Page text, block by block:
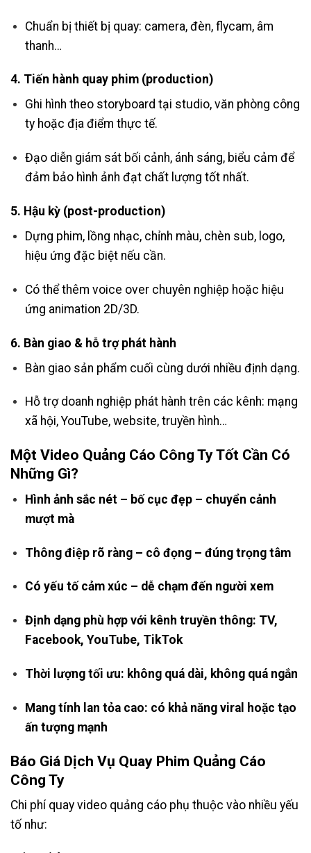
Chuẩn bị thiết bị quay: camera, đèn, flycam, âm
thanh…
4. Tiến hành quay phim (production)
Ghi hình theo storyboard tại studio, văn phòng công
ty hoặc địa điểm thực tế.
Đạo diễn giám sát bối cảnh, ánh sáng, biểu cảm để
đảm bảo hình ảnh đạt chất lượng tốt nhất.
5. Hậu kỳ (post-production)
Dựng phim, lồng nhạc, chỉnh màu, chèn sub, logo,
hiệu ứng đặc biệt nếu cần.
Có thể thêm voice over chuyên nghiệp hoặc hiệu
ứng animation 2D/3D.
6. Bàn giao & hỗ trợ phát hành
Bàn giao sản phẩm cuối cùng dưới nhiều định dạng.
Hỗ trợ doanh nghiệp phát hành trên các kênh: mạng
xã hội, YouTube, website, truyền hình…
Một Video Quảng Cáo Công Ty Tốt Cần Có
Những Gì?
Hình ảnh sắc nét – bố cục đẹp – chuyển cảnh
mượt mà
Thông điệp rõ ràng – cô đọng – đúng trọng tâm
Có yếu tố cảm xúc – dễ chạm đến người xem
Định dạng phù hợp với kênh truyền thông: TV,
Facebook, YouTube, TikTok
Thời lượng tối ưu: không quá dài, không quá ngắn
Mang tính lan tỏa cao: có khả năng viral hoặc tạo
ấn tượng mạnh
Báo Giá Dịch Vụ Quay Phim Quảng Cáo
Công Ty
Chi phí quay video quảng cáo phụ thuộc vào nhiều yếu
tố như: